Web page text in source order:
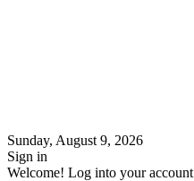
Sunday, August 9, 2026
Sign in
Welcome! Log into your account